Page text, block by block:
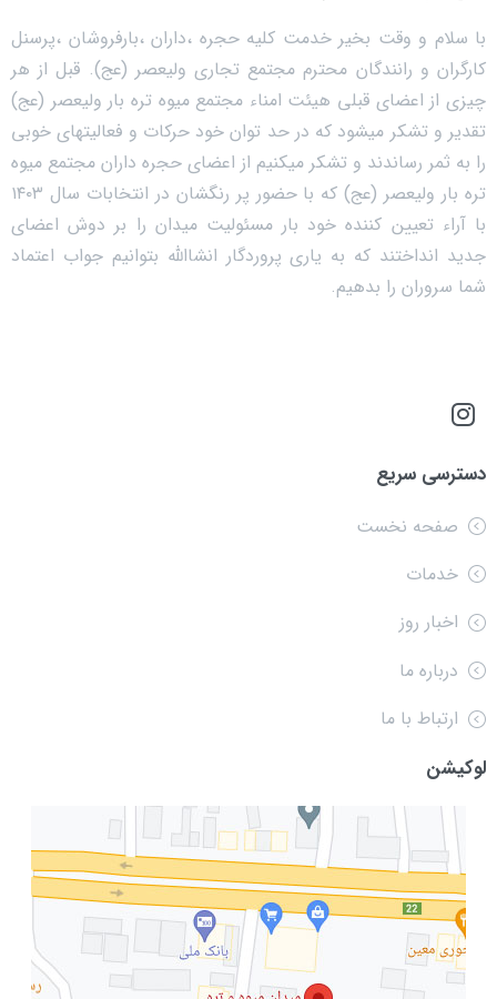
با سلام و وقت بخیر خدمت کلیه حجره ،داران ،بارفروشان ،پرسنل
کارگران و رانندگان محترم مجتمع تجاری ولیعصر (عج). قبل از هر
چیزی از اعضای قبلی هیئت امناء مجتمع میوه تره بار ولیعصر (عج)
تقدیر و تشکر میشود که در حد توان خود حرکات و فعالیتهای خوبی
را به ثمر رساندند و تشکر میکنیم از اعضای حجره داران مجتمع میوه
تره بار ولیعصر (عج) که با حضور پر رنگشان در انتخابات سال ۱۴۰۳
با آراء تعیین کننده خود بار مسئولیت میدان را بر دوش اعضای
جدید انداختند که به یاری پروردگار انشاالله بتوانیم جواب اعتماد
شما سروران را بدهیم.
دسترسی سریع
صفحه نخست
خدمات
اخبار روز
درباره ما
ارتباط با ما
لوکیشن